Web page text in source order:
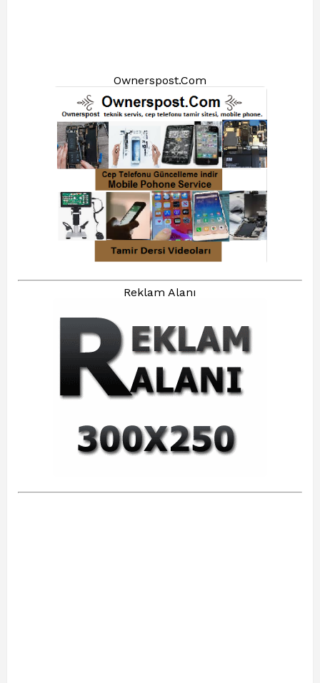
Ownerspost.Com
Reklam Alanı